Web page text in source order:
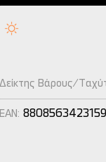
Δείκτης Βάρους/
EAN: 8808563423159